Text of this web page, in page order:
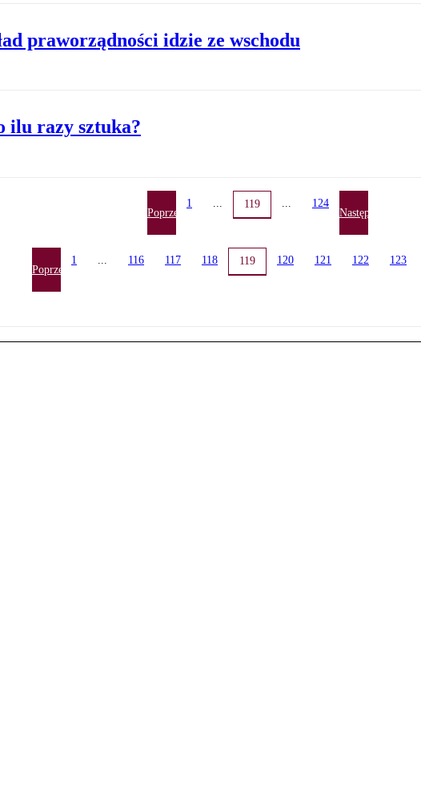
praworządności idzie ze wschodu
ilu razy sztuka?
Poprzednia
1 ... 119 ... 124
Następna
Poprzednia
1 ... 116 117 118 119 120 121 122 123